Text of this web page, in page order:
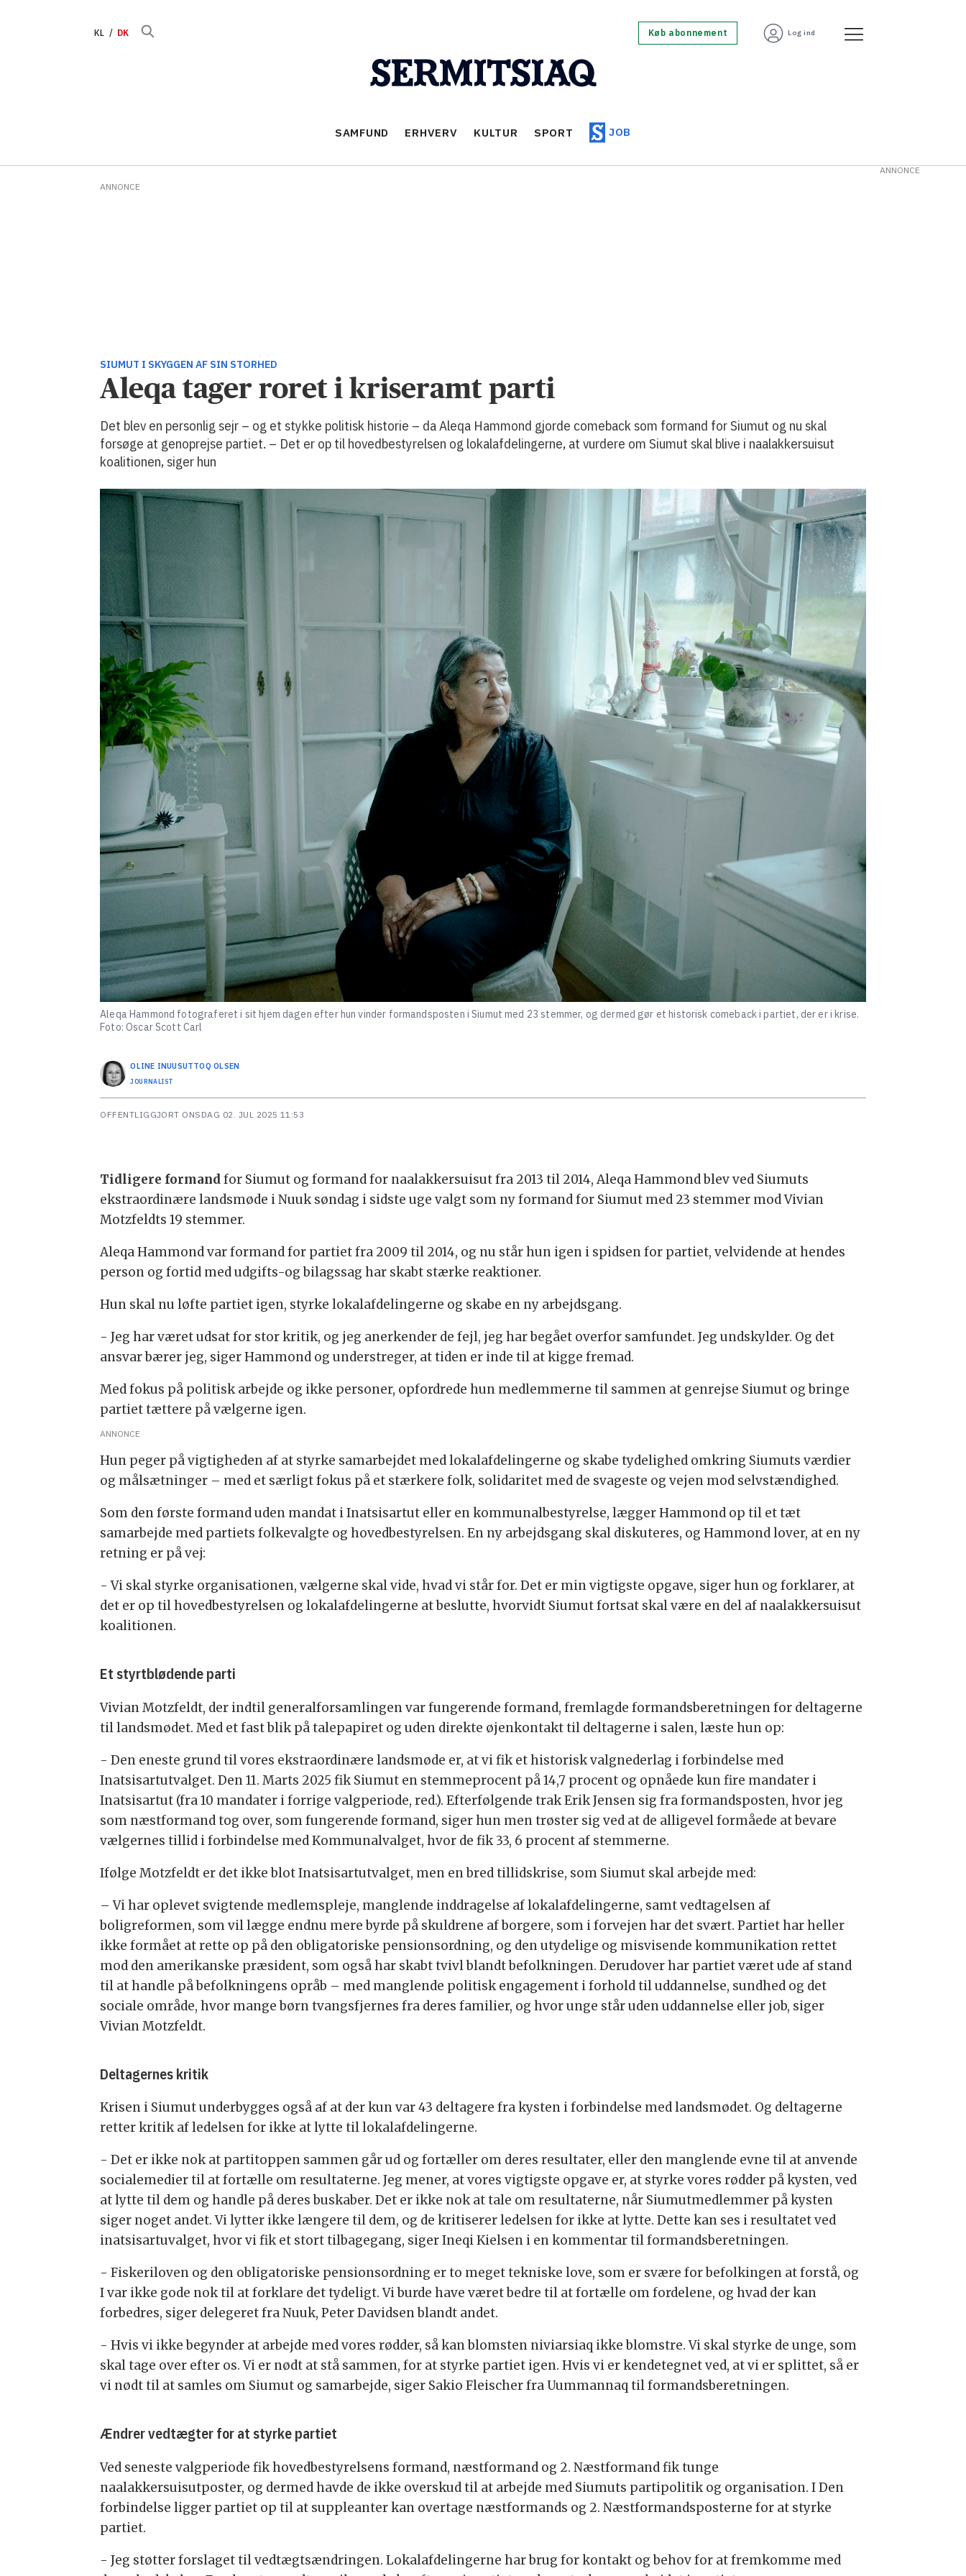
KL DK Køb abonnement Log ind
SAMFUND ERHVERV KULTUR SPORT JOB
ANNONCE
SIUMUT I SKYGGEN AF SIN STORHED
Aleqa tager roret i kriseramt parti
Det blev en personlig sejr – og et stykke politisk historie – da Aleqa Hammond gjorde comeback som formand for Siumut og nu skal
forsøge at genoprejse partiet. – Det er op til hovedbestyrelsen og lokalafdelingerne, at vurdere om Siumut skal blive i naalakkersuisut
koalitionen, siger hun
Aleqa Hammond fotograferet i sit hjem dagen efter hun vinder formandsposten i Siumut med 23 stemmer, og dermed gør et historisk comeback i partiet, der er i krise.
Foto: Oscar Scott Carl
OLINE INUUSUTTOQ OLSEN
JOURNALIST
OFFENTLIGGJORT ONSDAG 02. JUL 2025 11:53
Tidligere formandfor Siumut og formand for naalakkersuisut fra 2013 til 2014, Aleqa Hammond blev ved Siumuts
ekstraordinære landsmøde i Nuuk søndag i sidste uge valgt som ny formand for Siumut med 23 stemmer mod Vivian
Motzfeldts 19 stemmer.
Aleqa Hammond var formand for partiet fra 2009 til 2014, og nu står hun igen i spidsen for partiet, velvidende at hendes
person og fortid med udgifts-og bilagssag har skabt stærke reaktioner.
Hun skal nu løfte partiet igen, styrke lokalafdelingerne og skabe en ny arbejdsgang.
- Jeg har været udsat for stor kritik, og jeg anerkender de fejl, jeg har begået overfor samfundet. Jeg undskylder. Og det
ansvar bærer jeg, siger Hammond og understreger, at tiden er inde til at kigge fremad.
Med fokus på politisk arbejde og ikke personer, opfordrede hun medlemmerne til sammen at genrejse Siumut og bringe
partiet tættere på vælgerne igen.
ANNONCE
Hun peger på vigtigheden af at styrke samarbejdet med lokalafdelingerne og skabe tydelighed omkring Siumuts værdier
og målsætninger – med et særligt fokus på et stærkere folk, solidaritet med de svageste og vejen mod selvstændighed.
Som den første formand uden mandat i Inatsisartut eller en kommunalbestyrelse, lægger Hammond op til et tæt
samarbejde med partiets folkevalgte og hovedbestyrelsen. En ny arbejdsgang skal diskuteres, og Hammond lover, at en ny
retning er på vej:
- Vi skal styrke organisationen, vælgerne skal vide, hvad vi står for. Det er min vigtigste opgave, siger hun og forklarer, at
det er op til hovedbestyrelsen og lokalafdelingerne at beslutte, hvorvidt Siumut fortsat skal være en del af naalakkersuisut
koalitionen.
Et styrtblødende parti
Vivian Motzfeldt, der indtil generalforsamlingen var fungerende formand, fremlagde formandsberetningen for deltagerne
til landsmødet. Med et fast blik på talepapiret og uden direkte øjenkontakt til deltagerne i salen, læste hun op:
- Den eneste grund til vores ekstraordinære landsmøde er, at vi fik et historisk valgnederlag i forbindelse med
Inatsisartutvalget. Den 11. Marts 2025 fik Siumut en stemmeprocent på 14,7 procent og opnåede kun fire mandater i
Inatsisartut (fra 10 mandater i forrige valgperiode, red.). Efterfølgende trak Erik Jensen sig fra formandsposten, hvor jeg
som næstformand tog over, som fungerende formand, siger hun men trøster sig ved at de alligevel formåede at bevare
vælgernes tillid i forbindelse med Kommunalvalget, hvor de fik 33, 6 procent af stemmerne.
Ifølge Motzfeldt er det ikke blot Inatsisartutvalget, men en bred tillidskrise, som Siumut skal arbejde med:
– Vi har oplevet svigtende medlemspleje, manglende inddragelse af lokalafdelingerne, samt vedtagelsen af
boligreformen, som vil lægge endnu mere byrde på skuldrene af borgere, som i forvejen har det svært. Partiet har heller
ikke formået at rette op på den obligatoriske pensionsordning, og den utydelige og misvisende kommunikation rettet
mod den amerikanske præsident, som også har skabt tvivl blandt befolkningen. Derudover har partiet været ude af stand
til at handle på befolkningens opråb – med manglende politisk engagement i forhold til uddannelse, sundhed og det
sociale område, hvor mange børn tvangsfjernes fra deres familier, og hvor unge står uden uddannelse eller job, siger
Vivian Motzfeldt.
Deltagernes kritik
Krisen i Siumut underbygges også af at der kun var 43 deltagere fra kysten i forbindelse med landsmødet. Og deltagerne
retter kritik af ledelsen for ikke at lytte til lokalafdelingerne.
- Det er ikke nok at partitoppen sammen går ud og fortæller om deres resultater, eller den manglende evne til at anvende
socialemedier til at fortælle om resultaterne. Jeg mener, at vores vigtigste opgave er, at styrke vores rødder på kysten, ved
at lytte til dem og handle på deres buskaber. Det er ikke nok at tale om resultaterne, når Siumutmedlemmer på kysten
siger noget andet. Vi lytter ikke længere til dem, og de kritiserer ledelsen for ikke at lytte. Dette kan ses i resultatet ved
inatsisartuvalget, hvor vi fik et stort tilbagegang, siger Ineqi Kielsen i en kommentar til formandsberetningen.
- Fiskeriloven og den obligatoriske pensionsordning er to meget tekniske love, som er svære for befolkingen at forstå, og
I var ikke gode nok til at forklare det tydeligt. Vi burde have været bedre til at fortælle om fordelene, og hvad der kan
forbedres, siger delegeret fra Nuuk, Peter Davidsen blandt andet.
- Hvis vi ikke begynder at arbejde med vores rødder, så kan blomsten niviarsiaq ikke blomstre. Vi skal styrke de unge, som
skal tage over efter os. Vi er nødt at stå sammen, for at styrke partiet igen. Hvis vi er kendetegnet ved, at vi er splittet, så er
vi nødt til at samles om Siumut og samarbejde, siger Sakio Fleischer fra Uummannaq til formandsberetningen.
Ændrer vedtægter for at styrke partiet
Ved seneste valgperiode fik hovedbestyrelsens formand, næstformand og 2. Næstformand fik tunge
naalakkersuisutposter, og dermed havde de ikke overskud til at arbejde med Siumuts partipolitik og organisation. I Den
forbindelse ligger partiet op til at suppleanter kan overtage næstformands og 2. Næstformandsposterne for at styrke
partiet.
- Jeg støtter forslaget til vedtægtsændringen. Lokalafdelingerne har brug for kontakt og behov for at fremkomme med
ANNONCE